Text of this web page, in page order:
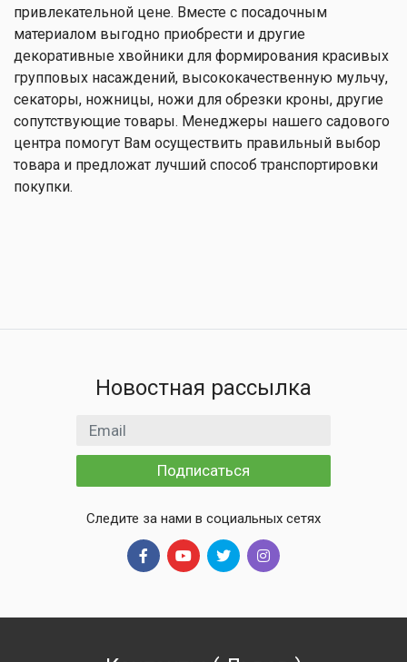
привлекательной цене. Вместе с посадочным
материалом выгодно приобрести и другие
декоративные хвойники для формирования красивых
групповых насаждений, высококачественную мульчу,
секаторы, ножницы, ножи для обрезки кроны, другие
сопутствующие товары. Менеджеры нашего садового
центра помогут Вам осуществить правильный выбор
товара и предложат лучший способ транспортировки
покупки.
Новостная рассылка
Email адрес
Подписаться
Следите за нами в социальных сетях